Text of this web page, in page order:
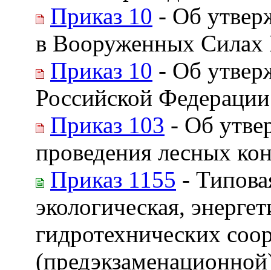
Приказ 10 - Об
в Вооруженных Силах
Приказ 10 - Об
Российской Федерации
Приказ 103 - Об
проведения лесных
Приказ 1155 -
экологическая,
гидротехнических